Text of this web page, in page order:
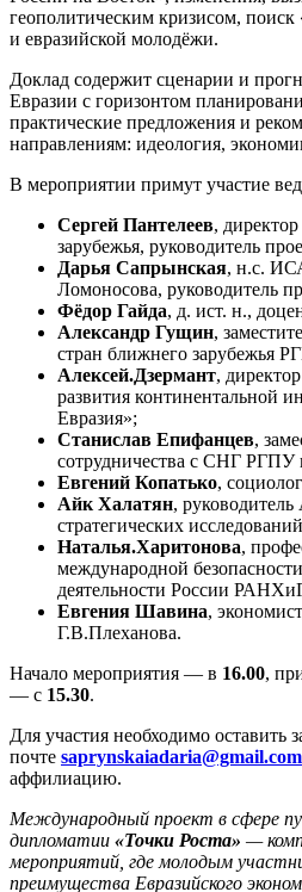
геополитическим кризисом, поиск
и евразийской молодёжи.
Доклад содержит сценарии и
Евразии с горизонтом
практические предложения и
направлениям: идеология,
В мероприятии примут участие
Сергей Пантелеев,
зарубежья, руководитель
Дарья Сапрынская, н.с.
Ломоносова, руководитель
Фёдор Гайда, д. ист. н.,
Александр Гущин,
стран ближнего зарубежья
Алексей.Дзермант,
развития континентальной
Евразия»;
Станислав Епифанцев,
сотрудничества с СНГ
Евгений Копатько,
Айк Халатян, руководитель
стратегических
Наталья.Харитонова,
международной
деятельности России
Евгения Шавина,
Г.В.Плеханова.
Начало мероприятия — в 16.00,
— с 15.30.
Для участия необходимо оставить
почте saprynskaiadaria@gmail.com
аффилиацию.
Международный проект в сфере
дипломатии «Точки Роста» —
мероприятий, где молодым
преимущества Евразийского